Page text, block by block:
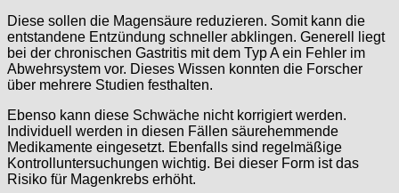
Diese sollen die Magensäure reduzieren. Somit kann die
entstandene Entzündung schneller abklingen. Generell liegt
bei der chronischen Gastritis mit dem Typ A ein Fehler im
Abwehrsystem vor. Dieses Wissen konnten die Forscher
über mehrere Studien festhalten.
Ebenso kann diese Schwäche nicht korrigiert werden.
Individuell werden in diesen Fällen säurehemmende
Medikamente eingesetzt. Ebenfalls sind regelmäßige
Kontrolluntersuchungen wichtig. Bei dieser Form ist das
Risiko für Magenkrebs erhöht.